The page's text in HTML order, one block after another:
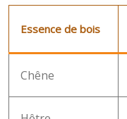
Essence de bois
Chêne